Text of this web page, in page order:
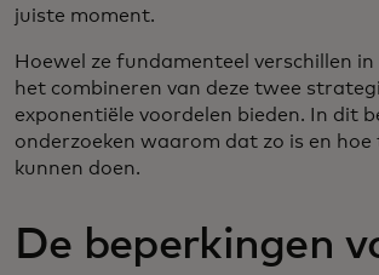
juiste moment.
Hoewel ze fundamenteel verschillen in
het combineren van deze twee
exponentiële voordelen bieden. In dit
onderzoeken waarom dat zo is en
kunnen doen.
De beperkingen